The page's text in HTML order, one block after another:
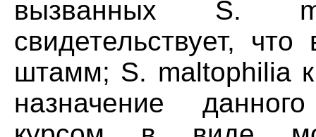
вызванных S.
свидетельствует,
штамм; S. maltophilia
назначение